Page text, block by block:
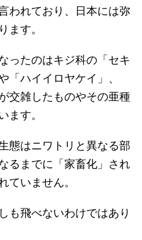
われており、日本には弥
ます。
ったのはキジ科の「セキ
「ハイイロヤケイ」、
交雑したものやその亜種
ます。
態はニワトリと異なる部
るまでに「家畜化」され
ていません。
も飛べないわけではあり